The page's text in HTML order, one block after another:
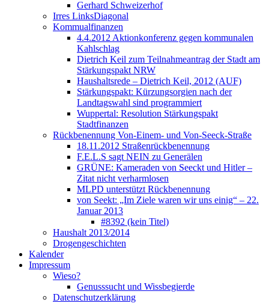
Gerhard Schweizerhof
Irres LinksDiagonal
Kommualfinanzen
4.4.2012 Aktionkonferenz gegen kommunalen
Kahlschlag
Dietrich Keil zum Teilnahmeantrag der Stadt am
Stärkungspakt NRW
Haushaltsrede – Dietrich Keil, 2012 (AUF)
Stärkungspakt: Kürzungsorgien nach der
Landtagswahl sind programmiert
Wuppertal: Resolution Stärkungspakt
Stadtfinanzen
Rückbenennung Von-Einem- und Von-Seeck-Straße
18.11.2012 Straßenrückbenennung
F.E.L.S sagt NEIN zu Generälen
GRÜNE: Kameraden von Seeckt und Hitler –
Zitat nicht verharmlosen
MLPD unterstützt Rückbenennung
von Seekt: „Im Ziele waren wir uns einig“ – 22.
Januar 2013
#8392 (kein Titel)
Haushalt 2013/2014
Drogengeschichten
Kalender
Impressum
Wieso?
Genusssucht und Wissbegierde
Datenschutzerklärung